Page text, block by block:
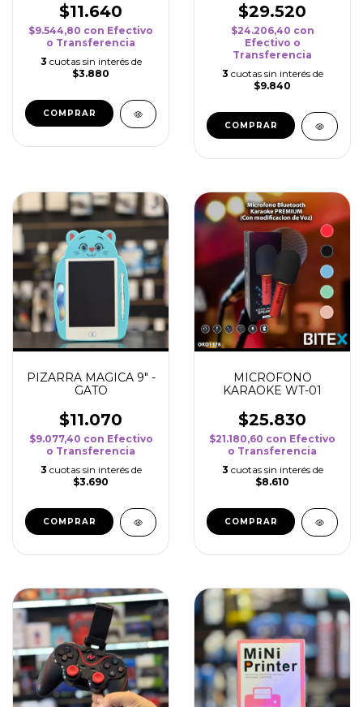
$11.640
$9.544,80 con Efectivo
o Transferencia
3 cuotas sin interés de
$3.880
$29.520
$24.206,40 con
Efectivo o
Transferencia
3 cuotas sin interés de
$9.840
PIZARRA MAGICA 9" -
GATO
$11.070
$9.077,40 con Efectivo
o Transferencia
3 cuotas sin interés de
$3.690
MICROFONO
KARAOKE WT-01
$25.830
$21.180,60 con Efectivo
o Transferencia
3 cuotas sin interés de
$8.610